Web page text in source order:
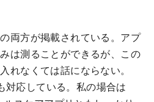
両方が掲載されている。アプ
は測ることができるが、この
れなくては話にならない。
応している。私の場合は